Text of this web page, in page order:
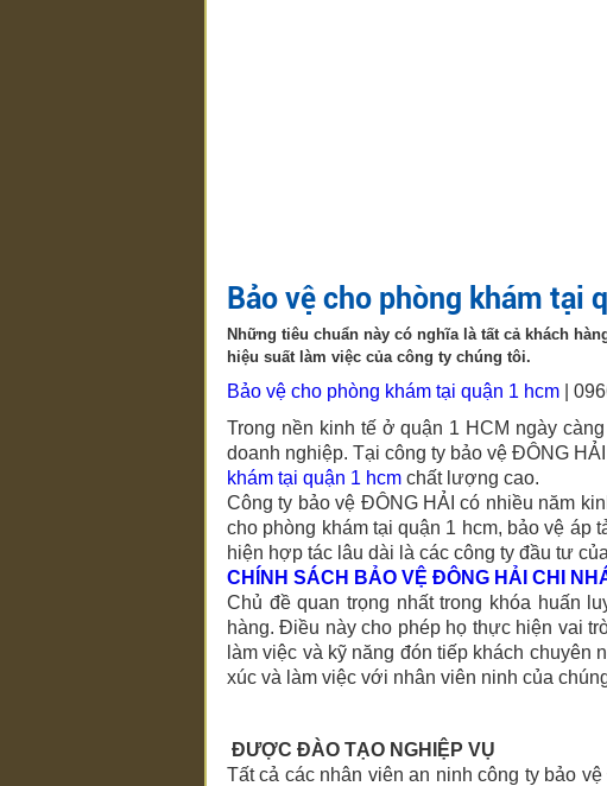
Bảo vệ cho phòng khám tại
Những tiêu chuẩn này có nghĩa là tất cả khách
hiệu suất làm việc của công ty chúng tôi.
Bảo vệ cho phòng khám tại quận 1 hcm |
Trong nền kinh tế ở quận 1 HCM ngày
doanh nghiệp. Tại công ty bảo vệ ĐÔNG
khám tại quận 1 hcm chất lượng cao.
Công ty bảo vệ ĐÔNG HẢI có nhiều năm
cho phòng khám tại quận 1 hcm, bảo vệ áp
hiện hợp tác lâu dài là các công ty đầu tư
CHÍNH SÁCH BẢO VỆ ĐÔNG HẢI CHI
Chủ đề quan trọng nhất trong khóa huấn
hàng. Điều này cho phép họ thực hiện vai
làm việc và kỹ năng đón tiếp khách
xúc và làm việc với nhân viên ninh của
ĐƯỢC ĐÀO TẠO NGHIỆP VỤ
Tất cả các nhân viên an ninh công ty bảo vệ